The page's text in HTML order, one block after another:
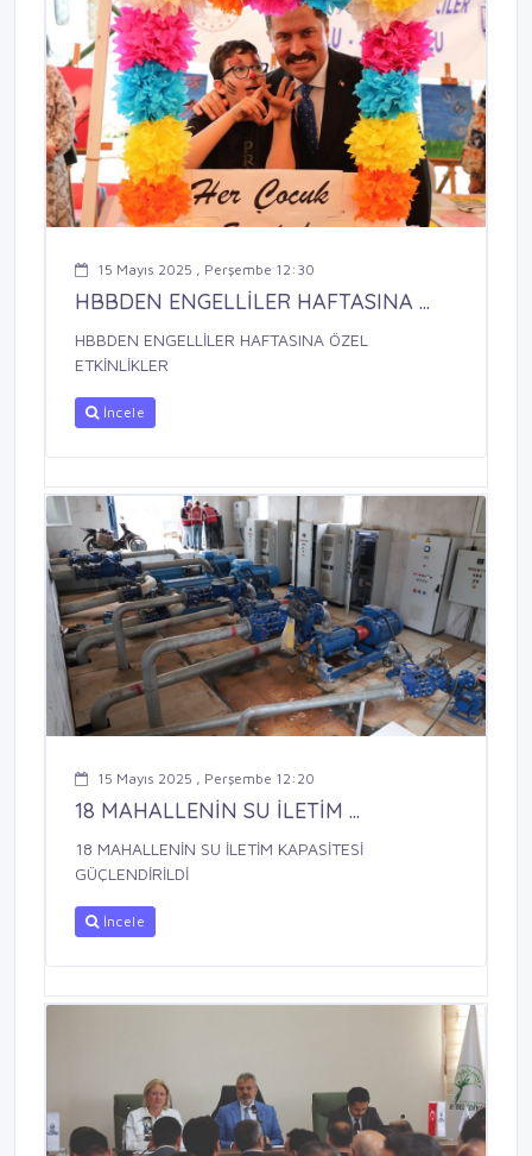
15 Mayıs 2025 , Perşembe 12:30
HBBDEN ENGELLİLER HAFTASINA ...
HBBDEN ENGELLİLER HAFTASINA ÖZEL
ETKİNLİKLER
İncele
15 Mayıs 2025 , Perşembe 12:20
18 MAHALLENİN SU İLETİM ...
18 MAHALLENİN SU İLETİM KAPASİTESİ
GÜÇLENDİRİLDİ
İncele